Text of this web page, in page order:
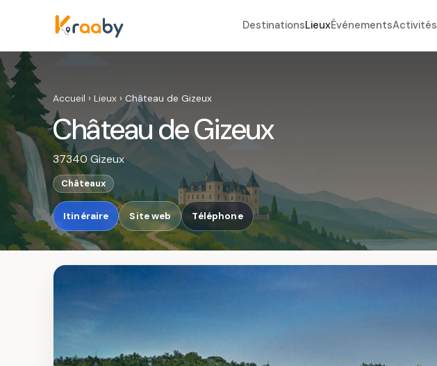
DestinationsLieuxÉvénementsActivités
Accueil › Lieux › Château de Gizeux
Château de Gizeux
37340 Gizeux
Châteaux
Itinéraire Site web Téléphone